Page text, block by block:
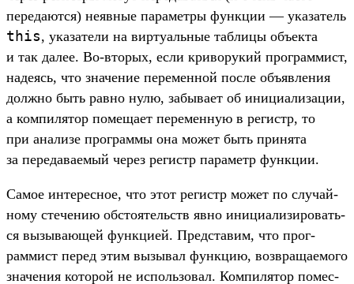
переда­ются) неяв­ные парамет­ры фун­кции — ука­затель
this, ука­зате­ли на вир­туаль­ные таб­лицы объ­екта
и так далее. Во‑вто­рых, если кри­вору­кий прог­раммист,
наде­ясь, что зна­чение перемен­ной пос­ле объ­явле­ния
дол­жно быть рав­но нулю, забыва­ет об ини­циали­зации,
а ком­пилятор помеща­ет перемен­ную в регистр, то
при ана­лизе прог­раммы она может быть при­нята
за переда­ваемый через регистр параметр фун­кции.
Са­мое инте­рес­ное, что этот регистр может по слу­чай­
ному сте­чению обсто­ятель­ств явно ини­циали­зиро­вать­
ся вызыва­ющей фун­кци­ей. Пред­ста­вим, что прог­
раммист перед этим вызывал фун­кцию, воз­вра­щаемо­го
зна­чения которой не исполь­зовал. Ком­пилятор помес­